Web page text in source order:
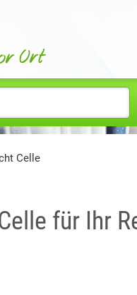
Celle
für Ihr